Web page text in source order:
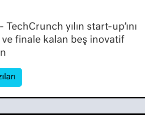
yılın start-up’ını
ve finale kalan beş inovatif